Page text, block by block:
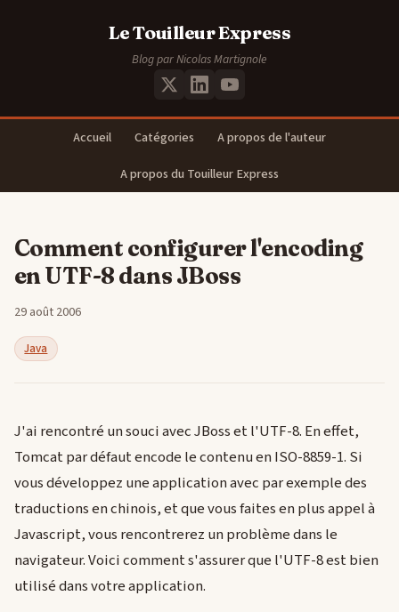
Le Touilleur Express
Blog par Nicolas Martignole
Accueil Catégories
A propos de l'auteur
A propos du Touilleur Express
Comment configurer l'encoding
en UTF-8 dans JBoss
29 août 2006
Java
J'ai rencontré un souci avec JBoss et l'UTF-8. En effet,
Tomcat par défaut encode le contenu en ISO-8859-1. Si
vous développez une application avec par exemple des
traductions en chinois, et que vous faites en plus appel à
Javascript, vous rencontrerez un problème dans le
navigateur. Voici comment s'assurer que l'UTF-8 est bien
utilisé dans votre application.